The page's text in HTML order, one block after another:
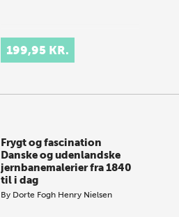
199,95 KR.
Frygt og fascination
Danske og udenlandske
jernbanemalerier fra 1840
til i dag
By Dorte Fogh Henry Nielsen